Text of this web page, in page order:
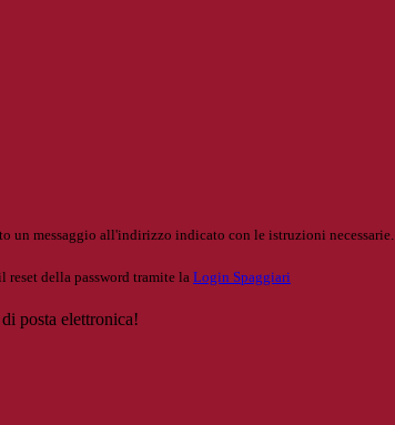
un messaggio all'indirizzo indicato con le istruzioni necessarie.
reset della password tramite la Login Spaggiari
posta elettronica!